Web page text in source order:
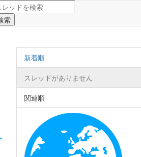
新着順
スレッドがありません
関連順